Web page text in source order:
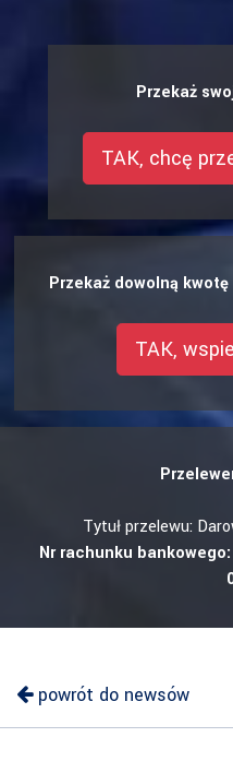
Przekaż
TAK, chcę
Przekaż dowolną
TAK,
Tytuł przelewu:
Nr rachunku bankowego:
powrót do newsów